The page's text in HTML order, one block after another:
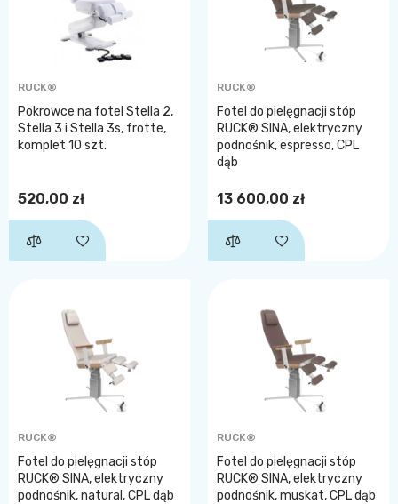
RUCK®
Pokrowce na fotel Stella 2,
Stella 3 i Stella 3s, frotte,
komplet 10 szt.
520,00 zł
RUCK®
Fotel do pielęgnacji stóp
RUCK® SINA, elektryczny
podnośnik, espresso, CPL
dąb
13 600,00 zł
RUCK®
Fotel do pielęgnacji stóp
RUCK® SINA, elektryczny
podnośnik, natural, CPL dąb
RUCK®
Fotel do pielęgnacji stóp
RUCK® SINA, elektryczny
podnośnik, muskat, CPL dąb